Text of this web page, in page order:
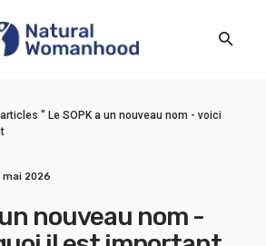
" Le SOPK a un nouveau nom - voici
mai 2026
un nouveau nom -